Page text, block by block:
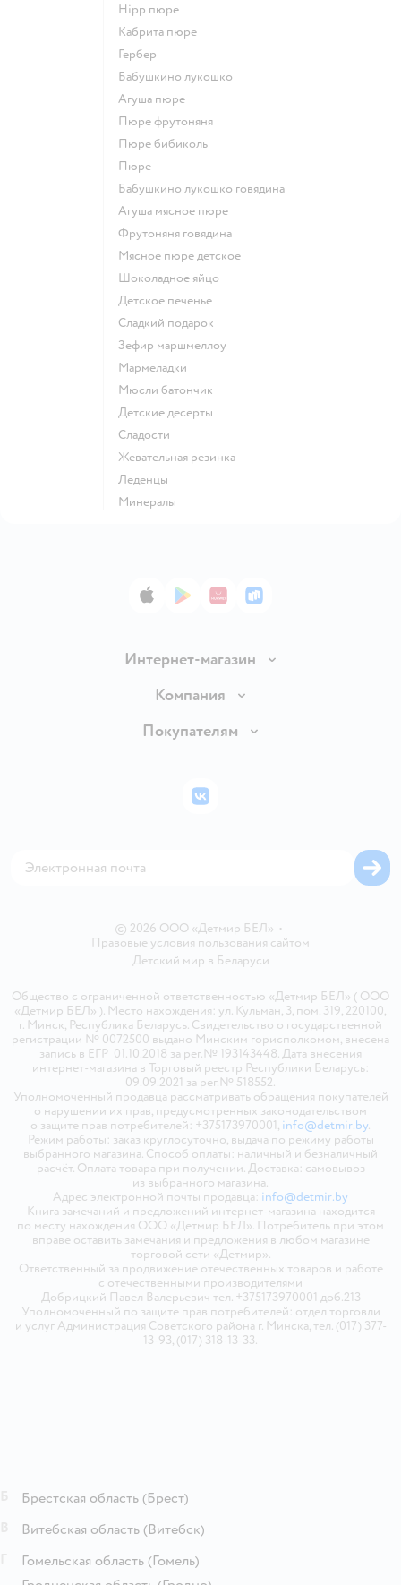
hipp пюре
кабрита пюре
гербер
бабушкино лукошко
агуша пюре
пюре фрутоняня
пюре бибиколь
пюре
бабушкино лукошко говядина
агуша мясное пюре
фрутоняня говядина
мясное пюре детское
шоколадное яйцо
детское печенье
сладкий подарок
зефир маршмеллоу
мармеладки
мюсли батончик
детские десерты
сладости
жевательная резинка
леденцы
Минералы
App StoreGoogle Play
AppGallery
RuStore
Интернет-магазин
Доставка и оплата
Правила продажи
Политика использования файлов cookie
Компания
Вакансии
Покупателям
Бонусные карты
© 2026 ООО «Детмир БЕЛ» •
Правовые условия пользования сайтом
Детский мир в Беларуси
Общество с ограниченной ответственностью «Детмир БЕЛ» ( ООО
«Детмир БЕЛ» ). Место нахождения: ул. Кульман, 3, пом. 319, 220100,
г. Минск, Республика Беларусь. Свидетельство о государственной
регистрации № 0072500 выдано Минским горисполкомом, внесена
запись в ЕГР 01.10.2018 за рег.№ 193143448. Дата внесения
интернет-магазина в Торговый реестр Республики Беларусь:
09.09.2021 за рег.№ 518552.
Уполномоченный продавца рассматривать обращения покупателей
о нарушении их прав, предусмотренных законодательством
о защите прав потребителей: +375173970001, info@detmir.by.
Режим работы: заказ круглосуточно, выдача по режиму работы
выбранного магазина. Способ оплаты: наличный и безналичный
расчёт. Оплата товара при получении. Доставка: самовывоз
из выбранного магазина.
Адрес электронной почты продавца: info@detmir.by
Книга замечаний и предложений интернет-магазина находится
по месту нахождения ООО «Детмир БЕЛ». Потребитель при этом
вправе оставить замечания и предложения в любом магазине
торговой сети «Детмир».
Ответственный за продвижение отечественных товаров и работе
с отечественными производителями
Добрицкий Павел Валерьевич тел. +375173970001 доб.213
Уполномоченный по защите прав потребителей: отдел торговли
и услуг Администрация Советского района г. Минска, тел. (017) 377-
13-93, (017) 318-13-33.
ВКонтакте
Брестская область (Брест)
Витебская область (Витебск)
Гомельская область (Гомель)